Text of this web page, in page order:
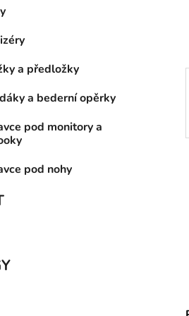
a předložky
a bederní opěrky
pod monitory a
pod nohy